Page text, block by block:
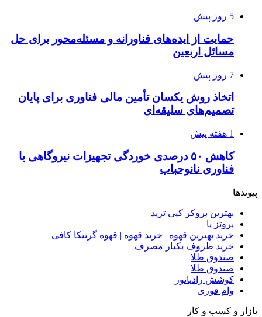
5 روز پیش
حمایت از ایده‌های فناورانه و مسئله‌محور برای حل
مسائل اربعین
7 روز پیش
اتخاذ روش یکسان تأمین مالی فناوری برای پایان
تصمیم‌های سلیقه‌ای
1 هفته پیش
کاهش ۵۰ درصدی خوردگی تجهیزات نیروگاهی با
فناوری نانوحباب
پیوندها
بهترین بروکر کپی ترید
پروتز پا
خرید بهترین قهوه | خرید قهوه | قهوه گرنیکا کافی
خرید ظروف یکبار مصرف
صندوق طلا
صندوق طلا
کوشش رادیاتور
وام فوری
بازار و کسب و کار